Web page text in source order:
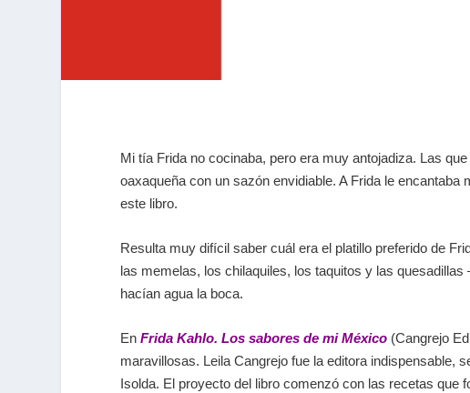
Mi tía Frida no cocinaba, pero era muy antojadiza. Las
oaxaqueña con un sazón envidiable. A Frida le
este libro.
Resulta muy difícil saber cuál era el platillo preferido de
las memelas, los chilaquiles, los taquitos y las
hacían agua la boca.
En Frida Kahlo. Los sabores de mi México (Cangrejo
maravillosas. Leila Cangrejo fue la editora indispensable,
Isolda. El proyecto del libro comenzó con las recetas que